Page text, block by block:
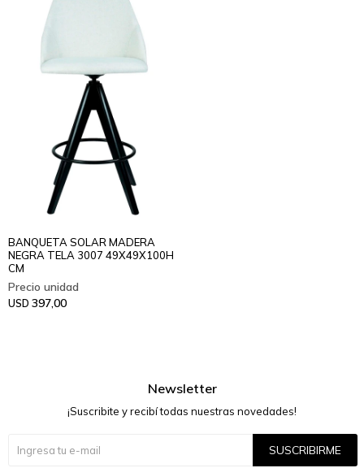
BANQUETA SOLAR MADERA
NEGRA TELA 3007 49X49X100H
CM
USD 397,00
Newsletter
¡Suscribite y recibí todas nuestras novedades!
SUSCRIBIRME